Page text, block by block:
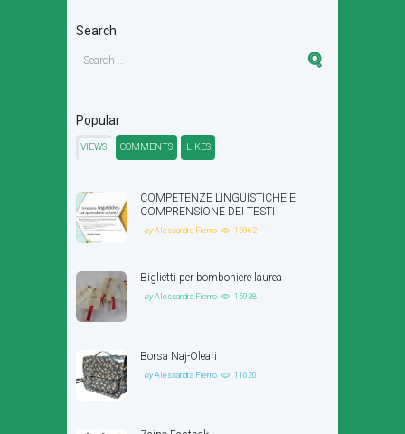
Search
Popular
VIEWS COMMENTS LIKES
COMPETENZE LINGUISTICHE E
COMPRENSIONE DEI TESTI
byAlessandra Fierro 15962
Biglietti per bomboniere laurea
byAlessandra Fierro 15938
Borsa Naj-Oleari
byAlessandra Fierro 11020